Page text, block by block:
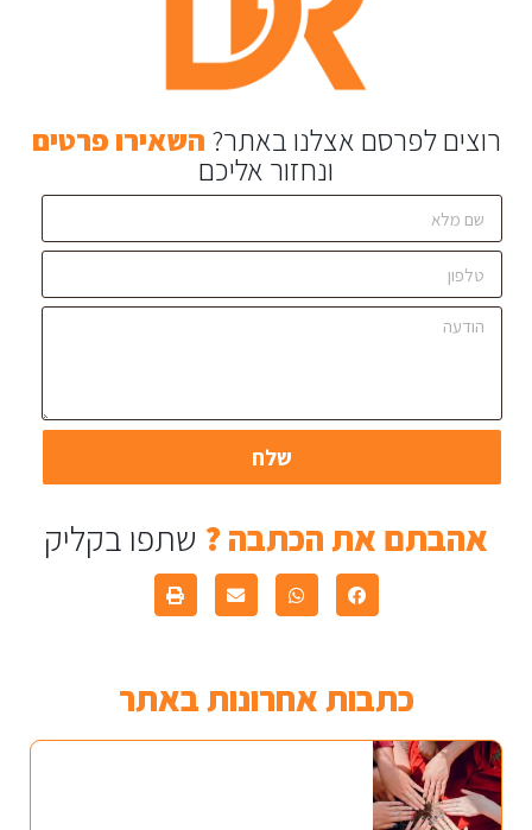
רוצים לפרסם אצלנו באתר? השאירו פרטים
ונחזור אליכם
שלח
אהבתם את הכתבה ? שתפו בקליק
כתבות אחרונות באתר